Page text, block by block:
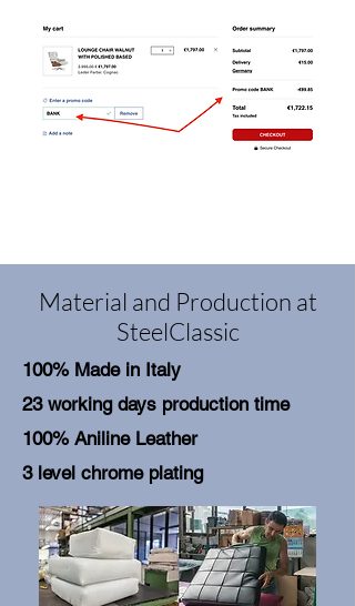
Material and Production at
SteelClassic
100% Made in Italy
23 working days production time
100% Aniline Leather
3 level chrome plating